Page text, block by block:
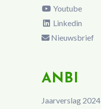
Youtube
Linkedin
Nieuwsbrief
ANBI
Jaarverslag 2024